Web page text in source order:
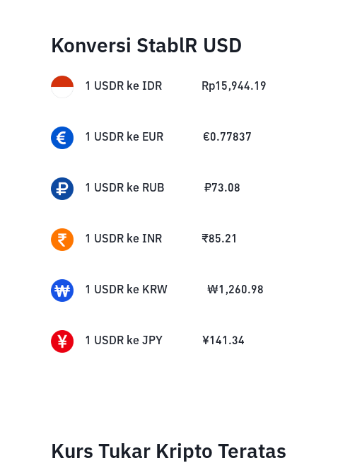
Konversi StablR USD
1 USDR ke IDR Rp15,944.19
1 USDR ke EUR €0.77837
1 USDR ke RUB ₽73.08
1 USDR ke INR ₹85.21
1 USDR ke KRW ₩1,260.98
1 USDR ke JPY ¥141.34
Kurs Tukar Kripto Teratas